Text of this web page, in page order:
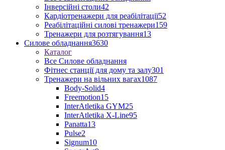
Інверсійні столи42
Кардіотренажери для реабілітації52
Реабілітаційні силові тренажери159
Тренажери для розтягування13
Силове обладнання3630
Каталог
Все Силове обладнання
Фітнес станції для дому та залу301
Тренажери на вільних вагах1087
Body-Solid4
Freemotion15
InterAtletika GYM25
InterAtletika X-Line95
Panatta13
Pulse2
Signum10